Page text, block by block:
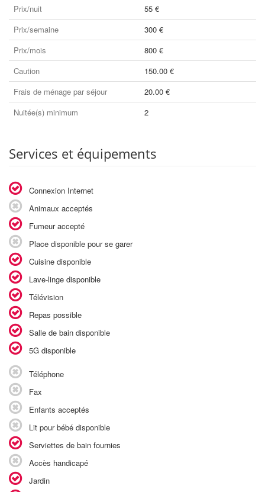
Prix/nuit
55 €
Prix/semaine
300 €
Prix/mois
800 €
Caution
150.00 €
Frais de ménage par séjour
20.00 €
Nuitée(s) minimum
2
Services et équipements
Connexion Internet
Animaux acceptés
Fumeur accepté
Place disponible pour se garer
Cuisine disponible
Lave-linge disponible
Télévision
Repas possible
Salle de bain disponible
5G disponible
Téléphone
Fax
Enfants acceptés
Lit pour bébé disponible
Serviettes de bain fournies
Accès handicapé
Jardin